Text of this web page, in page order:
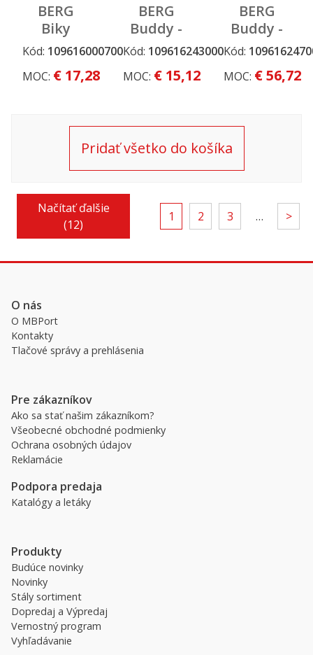
BERG
Biky
bezpečnostná
Dopredaj a
výpredaj
Kód: 109616000700
MOC: € 17,28
BERG
Buddy -
tažné
Dopredaj a
výpredaj
Kód: 109616243000
MOC: € 15,12
BERG
Buddy -
blikačka
Dopredaj a
výpredaj
Kód:
MOC: € 56,72
Pridať všetko do košíka
Načítať ďalšie
(12)
1 2 3 … >
O nás
O MBPort
Kontakty
Tlačové správy a prehlásenia
Pre zákazníkov
Ako sa stať našim zákazníkom?
Všeobecné obchodné podmienky
Ochrana osobných údajov
Reklamácie
Podpora predaja
Katalógy a letáky
Produkty
Budúce novinky
Novinky
Stály sortiment
Dopredaj a Výpredaj
Vernostný program
Vyhľadávanie